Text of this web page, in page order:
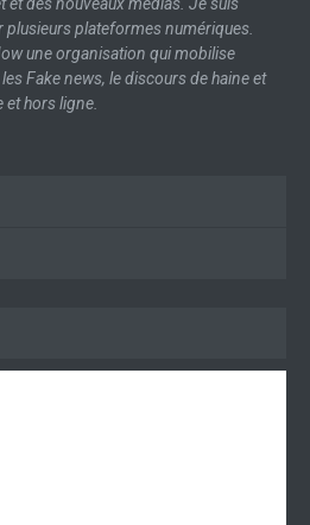
plateformes numériques.
une organisation qui mobilise
Fake news, le discours de haine et
et hors ligne.